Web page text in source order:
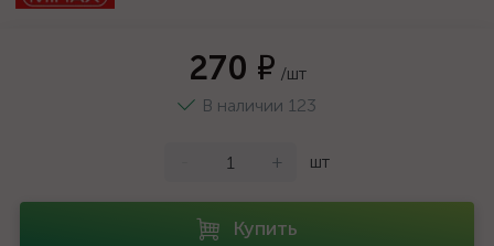
270 ₽ /шт
В наличии 123
+ шт
Купить